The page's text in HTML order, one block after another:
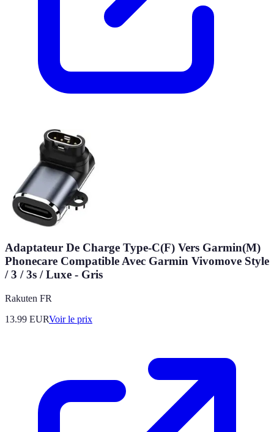
Adaptateur De Charge Type-C(F) Vers Garmin(M)
Phonecare Compatible Avec Garmin Vivomove Style
/ 3 / 3s / Luxe - Gris
Rakuten FR
13.99 EURVoir le prix